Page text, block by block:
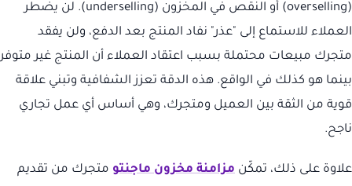
(overselling) أو النقص في المخزون (underselling). لن يضطر
العملاء للاستماع إلى "عذر" نفاد المنتج بعد الدفع، ولن يفقد
متجرك مبيعات محتملة بسبب اعتقاد العملاء أن المنتج غير متوفر
بينما هو كذلك في الواقع. هذه الدقة تعزز الشفافية وتبني علاقة
قوية من الثقة بين العميل ومتجرك، وهي أساس أي عمل تجاري
ناجح.
علاوة على ذلك، تمكّن مزامنة مخزون ماجنتو متجرك من تقديم